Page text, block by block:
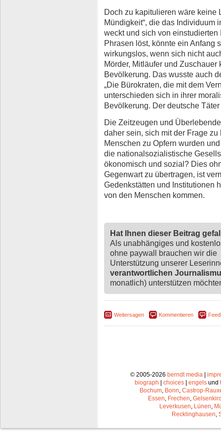
Doch zu kapitulieren wäre keine
Mündigkeit“, die das Individuum
weckt und sich von
Phrasen löst, könnte ein Anfang
wirkungslos, wenn sich nicht
Mörder, Mitläufer und
Bevölkerung. Das wusste auch
„Die Bürokraten, die mit dem
unterschieden sich in ihrer
Bevölkerung. Der deutsche
Die Zeitzeugen und
daher sein, sich mit der Frage
Menschen zu Opfern wurden
die nationalsozialistische
ökonomisch und sozial? Dies
Gegenwart zu übertragen, ist
Gedenkstätten und Institutionen
von den Menschen kommen.
Hat Ihnen dieser Beitrag
Als unabhängiges und
ohne paywall brauchen wir die
Unterstützung unserer
verantwortlichen
monatlich) unterstützen
Weitersagen Kommentieren
© 2005-2026 berndt media|
biograph | choices | engels und
Bochum, Bonn, Castrop-
Essen, Frechen,
Leverkusen, Lünen,
Recklinghausen,